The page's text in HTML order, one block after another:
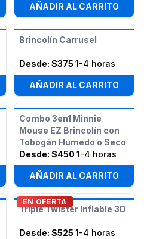
AÑADIR AL CARRITO
Brincolín Carrusel
Desde: $375 1-4 horas
AÑADIR AL CARRITO
Combo 3en1 Minnie
Mouse EZ Brincolín con
Tobogán Húmedo o Seco
Desde: $450 1-4 horas
AÑADIR AL CARRITO
EN OFERTA
Triple Twister Inflable 3D
Desde: $525 1-4 horas